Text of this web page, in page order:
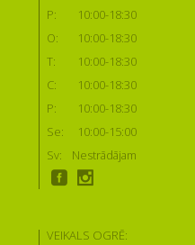
P:
10:00-18:30
O:
10:00-18:30
T:
10:00-18:30
C:
10:00-18:30
P:
10:00-18:30
Se:
10:00-15:00
Sv:
Nestrādājam
VEIKALS OGRĒ: